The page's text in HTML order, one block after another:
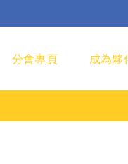
分會專頁 成為夥